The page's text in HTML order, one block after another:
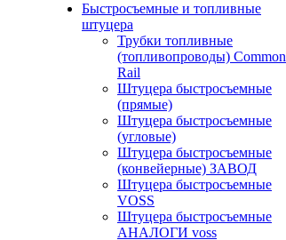
Быстросъемные и топливные
штуцера
Трубки топливные
(топливопроводы) Common
Rail
Штуцера быстросъемные
(прямые)
Штуцера быстросъемные
(угловые)
Штуцера быстросъемные
(конвейерные) ЗАВОД
Штуцера быстросъемные
VOSS
Штуцера быстросъемные
АНАЛОГИ voss